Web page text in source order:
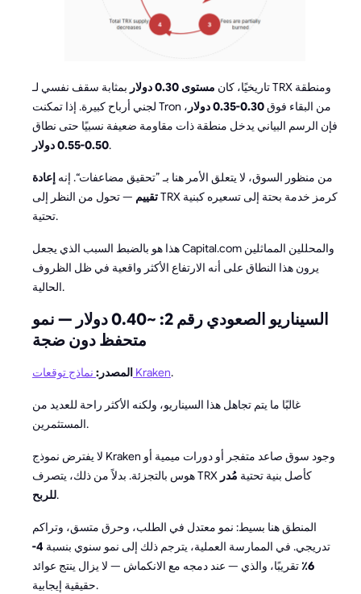
تاريخيًا، كان مستوى 0.30 دولار
بمثابة سقف نفسي لـ TRX ومنطقة
لجني أرباح كبيرة. إذا تمكنت Tron من البقاء فوق0.30-0.35 دولار
،
فإن الرسم البياني يدخل منطقة ذات مقاومة ضعيفة نسبيًا حتى نطاق
0.50-0.55 دولار.
من منظور السوق، لا يتعلق الأمر هنا بـ ”تحقيق مضاعفات“. إنه إعادة
تقييم — تحول من النظر إلى TRX كرمز خدمة بحتة إلى تسعيره كبنية
تحتية.
هذا هو بالضبط السبب الذي يجعل Capital.com والمحللين المماثلين
يرون هذا النطاق على أنه الارتفاع الأكثر واقعية في ظل الظروف
الحالية.
السيناريو الصعودي رقم 2: ~0.40 دولار — نمو
متحفظ دون ضجة
المصدر: نماذج توقعات Kraken.
غالبًا ما يتم تجاهل هذا السيناريو، ولكنه الأكثر راحة للعديد من
المستثمرين.
لا يفترض نموذج Kraken وجود سوق صاعد متفجر أو دورات ميمية أو
هوس بالتجزئة. بدلاً من ذلك، يتصرف TRX كأصل بنية تحتية مُدر
للربح.
المنطق هنا بسيط: نمو معتدل في الطلب، وحرق متسق، وتراكم
تدريجي. في الممارسة العملية، يترجم ذلك إلى نمو سنوي بنسبة
4-
6٪
تقريبًا، والذي — عند دمجه مع الانكماش — لا يزال ينتج عوائد
حقيقية إيجابية.